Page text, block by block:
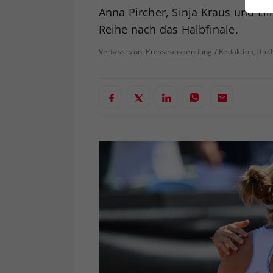
Anna Pircher, Sinja Kraus und
Reihe nach das Halbfinale.
Verfasst von: Presseaussendung / Redaktion,